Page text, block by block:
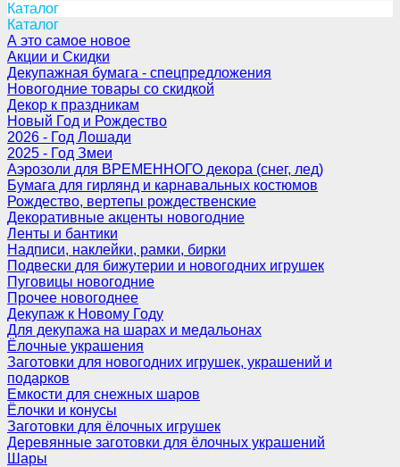
Каталог
Каталог
А это самое новое
Акции и Скидки
Декупажная бумага - спецпредложения
Новогодние товары со скидкой
Декор к праздникам
Новый Год и Рождество
2026 - Год Лошади
2025 - Год Змеи
Аэрозоли для ВРЕМЕННОГО декора (снег, лед)
Бумага для гирлянд и карнавальных костюмов
Рождество, вертепы рождественские
Декоративные акценты новогодние
Ленты и бантики
Надписи, наклейки, рамки, бирки
Подвески для бижутерии и новогодних игрушек
Пуговицы новогодние
Прочее новогоднее
Декупаж к Новому Году
Для декупажа на шарах и медальонах
Ёлочные украшения
Заготовки для новогодних игрушек, украшений и
подарков
Емкости для снежных шаров
Ёлочки и конусы
Заготовки для ёлочных игрушек
Деревянные заготовки для ёлочных украшений
Шары